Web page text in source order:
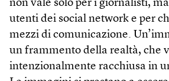
non vale solo per i giornalisti,
utenti dei social network e per
mezzi di comunicazione.
un frammento della realtà, che
intenzionalmente racchiusa in